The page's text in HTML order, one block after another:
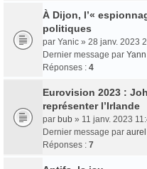
À Dijon, l’«
politiques
par Yanic » 28 janv. 2023
Dernier message par Yann
Réponses : 4
Eurovision 2023 :
représenter l’Irlande
par bub » 11 janv. 2023
Dernier message par aurel
Réponses : 7